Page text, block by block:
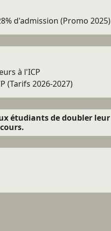
d'admission (Promo 2025)
à l'ICP
(Tarifs 2026-2027)
étudiants de doubler leur